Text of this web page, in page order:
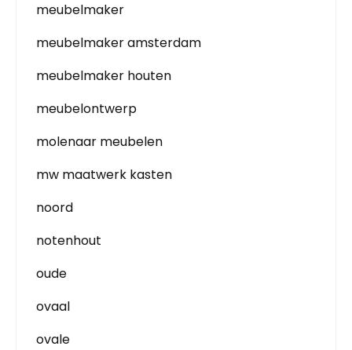
meubelmaker
meubelmaker amsterdam
meubelmaker houten
meubelontwerp
molenaar meubelen
mw maatwerk kasten
noord
notenhout
oude
ovaal
ovale